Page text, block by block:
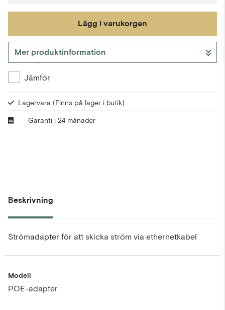
Lägg i varukorgen
Gå till kassan
Mer produktinformation
Jämför
Lagervara (Finns på lager i butik)
Garanti i 24 månader
Beskrivning
Strömadapter för att skicka ström via ethernetkabel
Modell
POE-adapter